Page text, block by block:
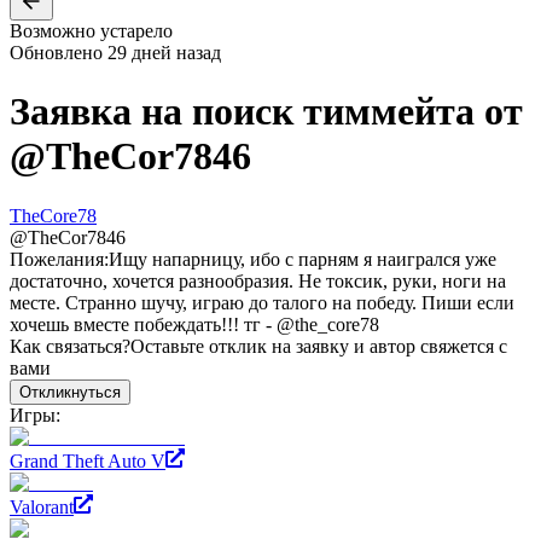
Возможно устарело
Обновлено 29 дней назад
Заявка на поиск тиммейта от
@TheCor7846
TheCore78
@TheCor7846
Пожелания:Ищу напарницу, ибо с парням я наигрался уже
достаточно, хочется разнообразия. Не токсик, руки, ноги на
месте. Странно шучу, играю до талого на победу. Пиши если
хочешь вместе побеждать!!! тг - @the_core78
Как связаться?Оставьте отклик на заявку и автор свяжется с
вами
Откликнуться
Игры:
Grand Theft Auto V
Valorant